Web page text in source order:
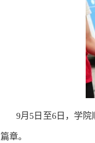
9月5日至6日，学
篇章。